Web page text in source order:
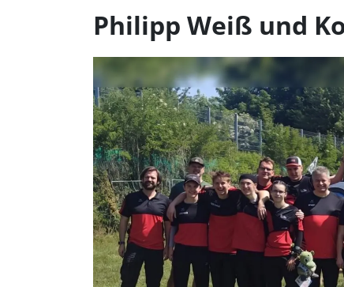
Philipp Weiß und